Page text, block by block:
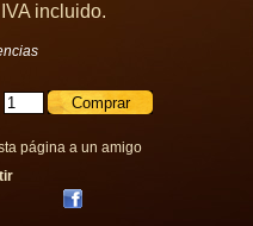
IVA incluido.
página a un amigo